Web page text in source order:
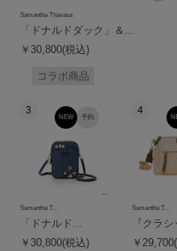
Samantha Thavasa
「ドナルドダック」＆...
￥30,800(税込)
コラボ商品
3
予約
NEW
Samantha T...
「ドナルド...
￥30,800(税込)
4
Samantha T...
『クラシ
￥